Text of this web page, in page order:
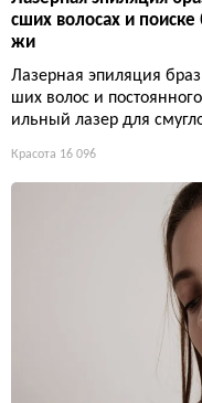
сших волосах и
жи
Лазерная эпиляция
ших волос и
ильный лазер для
Красота 16 096